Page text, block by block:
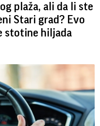
plaža, ali da li ste
Stari grad? Evo
stotine hiljada